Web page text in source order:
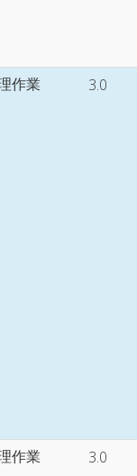
作業 3.0
作業 3.0